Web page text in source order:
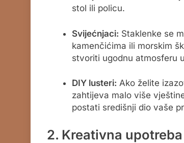
stol ili policu.
Svijećnjaci: Staklenke se
kamenčićima ili morskim
stvoriti ugodnu atmosferu
DIY lusteri: Ako želite
zahtijeva malo više
postati središnji dio vaše
2. Kreativna